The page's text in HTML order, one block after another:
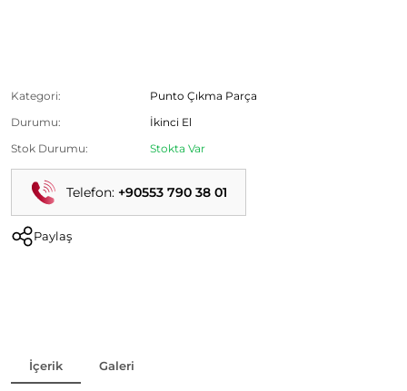
Kategori:
Punto Çıkma Parça
Durumu:
İkinci El
Stok Durumu:
Stokta Var
Telefon: +90553 790 38 01
Paylaş
İçerik Galeri